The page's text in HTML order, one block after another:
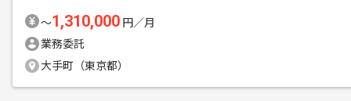
〜1,310,000 円／月
業務委託
大手町（東京都）